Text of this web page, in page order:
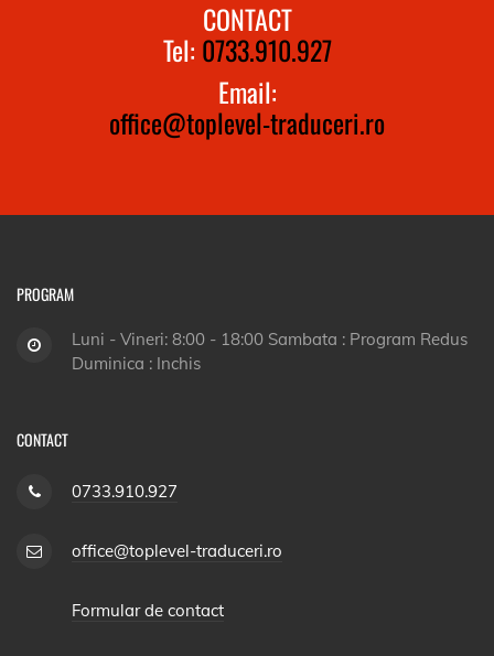
CONTACT
Tel: 0733.910.927
Email:
office@toplevel-traduceri.ro
PROGRAM
Luni - Vineri: 8:00 - 18:00 Sambata : Program Redus
Duminica : Inchis
CONTACT
0733.910.927
office@toplevel-traduceri.ro
Formular de contact